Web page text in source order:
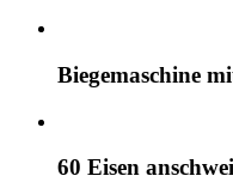
Biegemaschine
60 Eisen